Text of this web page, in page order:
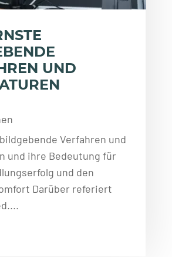
UND
Verfahren und
und ihre Bedeutung für
und den
Darüber referiert